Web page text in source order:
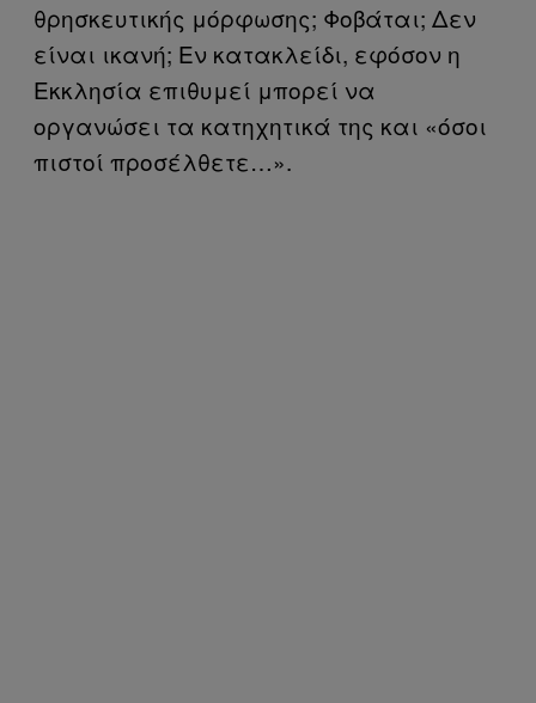
θρησκευτικής μόρφωσης; Φοβάται; Δεν
είναι ικανή; Εν κατακλείδι, εφόσον η
Εκκλησία επιθυμεί μπορεί να
οργανώσει τα κατηχητικά της και «όσοι
πιστοί προσέλθετε…».